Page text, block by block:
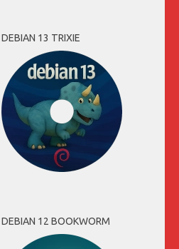
DEBIAN 13 TRIXIE
DEBIAN 12 BOOKWORM